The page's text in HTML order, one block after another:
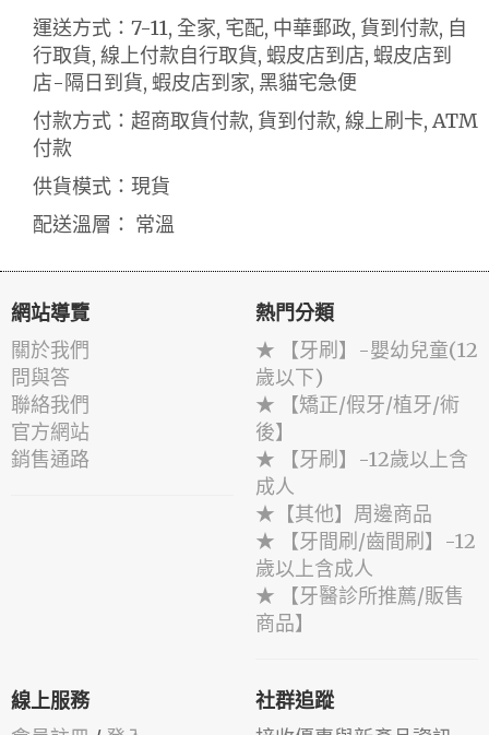
運送方式：7-11, 全家, 宅配, 中華郵政, 貨到付款, 自
行取貨, 線上付款自行取貨, 蝦皮店到店, 蝦皮店到
店-隔日到貨, 蝦皮店到家, 黑貓宅急便
付款方式：超商取貨付款, 貨到付款, 線上刷卡, ATM
付款
供貨模式：現貨
配送溫層： 常溫
網站導覽
關於我們
問與答
聯絡我們
官方網站
銷售通路
熱門分類
★ 【牙刷】-嬰幼兒童(12
歲以下)
★ 【矯正/假牙/植牙/術
後】
★ 【牙刷】-12歲以上含
成人
★【其他】周邊商品
★ 【牙間刷/齒間刷】-12
歲以上含成人
★ 【牙醫診所推薦/販售
商品】
線上服務 社群追蹤